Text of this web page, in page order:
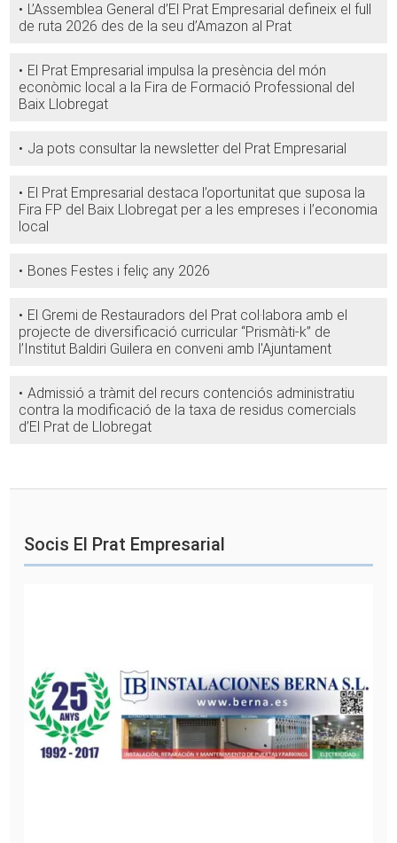
L’Assemblea General d’El Prat Empresarial defineix el full
de ruta 2026 des de la seu d’Amazon al Prat
El Prat Empresarial impulsa la presència del món
econòmic local a la Fira de Formació Professional del
Baix Llobregat
Ja pots consultar la newsletter del Prat Empresarial
El Prat Empresarial destaca l’oportunitat que suposa la
Fira FP del Baix Llobregat per a les empreses i l’economia
local
Bones Festes i feliç any 2026
El Gremi de Restauradors del Prat col·labora amb el
projecte de diversificació curricular “Prismàti-k” de
l’Institut Baldiri Guilera en conveni amb l'Ajuntament
Admissió a tràmit del recurs contenciós administratiu
contra la modificació de la taxa de residus comercials
d’El Prat de Llobregat
Socis El Prat Empresarial